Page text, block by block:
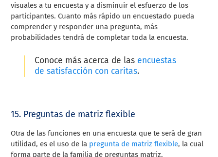
visuales a tu encuesta y a disminuir el esfuerzo de los
participantes. Cuanto más rápido un encuestado pueda
comprender y responder una pregunta, más
probabilidades tendrá de completar toda la encuesta.
Conoce más acerca de las encuestas
de satisfacción con caritas.
15. Preguntas de matriz flexible
Otra de las funciones en una encuesta que te será de gran
utilidad, es el uso de la pregunta de matriz flexible, la cual
forma parte de la familia de preguntas matriz.